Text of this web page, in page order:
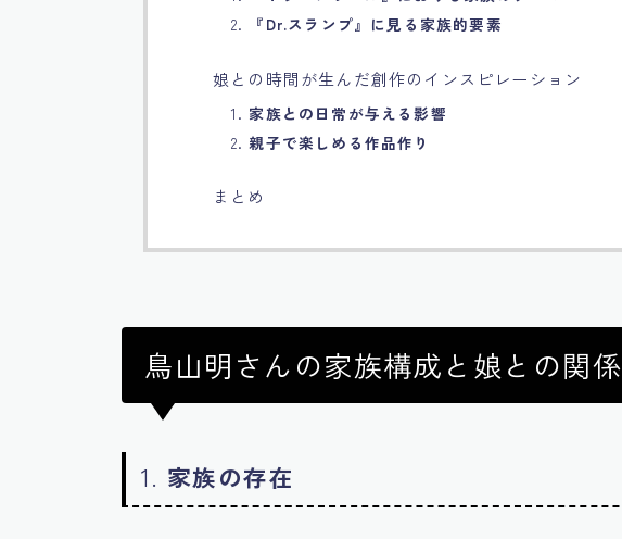
2.
『Dr.スランプ』に見る家族的要素
娘との時間が生んだ創作のインスピレーション
1. 家族との日常が与える影響
2.親子で楽しめる作品作り
まとめ
鳥山明さんの家族構成と娘との関係
1. 家族の存在